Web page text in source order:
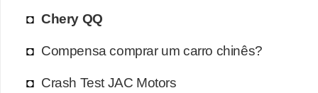
Chery QQ
Compensa comprar um carro chinês?
Crash Test JAC Motors